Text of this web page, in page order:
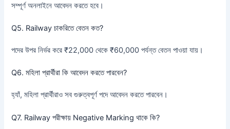
সম্পূর্ণ অনলাইনে আবেদন করতে হবে।
Q5. Railway চাকরিতে বেতন কত?
পদের উপর নির্ভর করে ₹22,000 থেকে ₹60,000 পর্যন্ত বেতন পাওয়া যায়।
Q6. মহিলা প্রার্থীরা কি আবেদন করতে পারবেন?
হ্যাঁ, মহিলা প্রার্থীরাও সব গুরুত্বপূর্ণ পদে আবেদন করতে পারবেন।
Q7. Railway পরীক্ষায় Negative Marking থাকে কি?